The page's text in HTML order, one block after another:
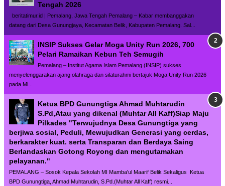
Tengah 2026
beritatimur.id | Pemalang, Jawa Tengah Pemalang – Kabar membanggakan
datang dari Desa Gunungjaya, Kecamatan Belik, Kabupaten Pemalang. Sal...
INSIP Sukses Gelar Moga Unity Run 2026, 700
Pelari Ramaikan Kebun Teh Semugih
Pemalang – Institut Agama Islam Pemalang (INSIP) sukses
menyelenggarakan ajang olahraga dan silaturahmi bertajuk Moga Unity Run 2026
pada Mi...
Ketua BPD Gunungtiga Ahmad Muhtarudin
S.Pd,Atau yang dikenal (Muhtar All Kaff)Siap Maju
Pilkades "Terwujudnya Desa Gunungtiga yang
berjiwa sosial, Peduli, Mewujudkan Generasi yang cerdas,
berkarakter kuat. serta Transparan dan Berdaya Saing
Berlandaskan Gotong Royong dan mengutamakan
pelayanan."
PEMALANG – Sosok Kepala Sekolah MI Mamba'ul Maarif Belik Sekaligus Ketua
BPD Gunungtiga, Ahmad Muhtarudin, S.Pd.(Muhtar All Kaff) resmi...